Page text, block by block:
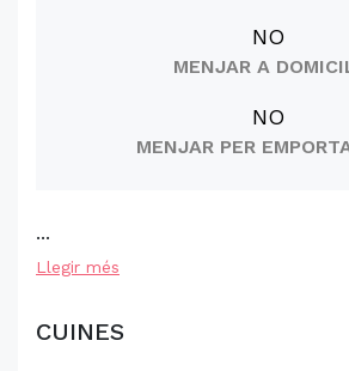
NO
MENJAR A
NO
MENJAR PER
...
Llegir més
CUINES